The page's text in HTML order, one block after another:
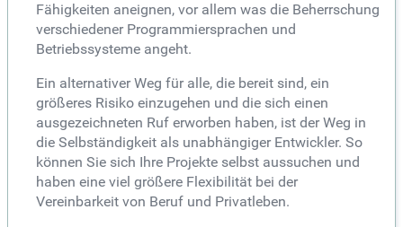
Fähigkeiten aneignen, vor allem was die Beherrschung
verschiedener Programmiersprachen und
Betriebssysteme angeht.
Ein alternativer Weg für alle, die bereit sind, ein
größeres Risiko einzugehen und die sich einen
ausgezeichneten Ruf erworben haben, ist der Weg in
die Selbständigkeit als unabhängiger Entwickler. So
können Sie sich Ihre Projekte selbst aussuchen und
haben eine viel größere Flexibilität bei der
Vereinbarkeit von Beruf und Privatleben.